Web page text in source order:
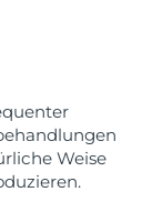
Weise